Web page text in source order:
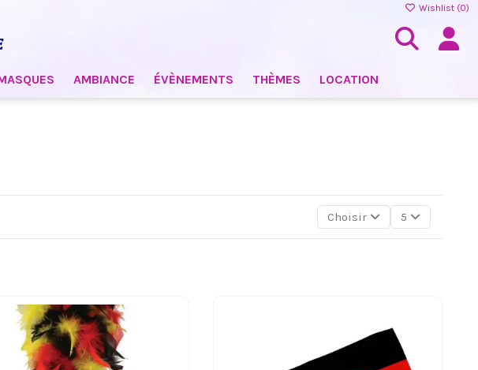
Wishlist (0)
AMBIANCE ÉVÈNEMENTS THÈMES LOCATION
Choisir 5